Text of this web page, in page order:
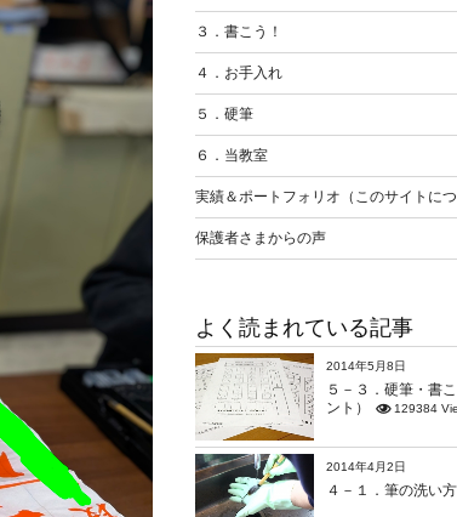
３．書こう！
４．お手入れ
５．硬筆
６．当教室
実績＆ポートフォリオ（このサイトにつ
保護者さまからの声
よく読まれている記事
2014年5月8日
５－３．硬筆・書
ント）
129384
2014年4月2日
４－１．筆の洗い方